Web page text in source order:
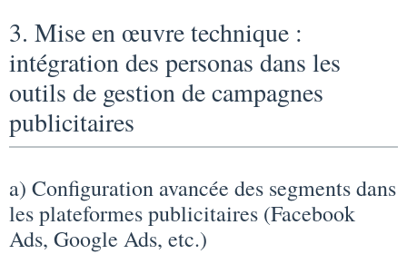
3. Mise en œuvre technique :
intégration des personas dans les
outils de gestion de campagnes
publicitaires
a) Configuration avancée des segments dans
les plateformes publicitaires (Facebook
Ads, Google Ads, etc.)